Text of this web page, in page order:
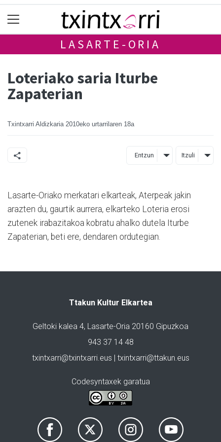
LASARTE-ORIA
Loteriako saria Iturbe
Zapaterian
Txintxarri Aldizkaria 2010eko urtarrilaren 18a
Entzun Itzuli
Lasarte-Oriako merkatari elkarteak, Aterpeak jakin
arazten du, gaurtik aurrera, elkarteko Loteria erosi
zutenek irabazitakoa kobratu ahalko dutela Iturbe
Zapaterian, beti ere, dendaren ordutegian.
Ttakun Kultur Elkartea
Geltoki kalea 4, Lasarte-Oria 20160 Gipuzkoa
943 37 14 48
txintxarri@txintxarri.eus | txintxarri@ttakun.eus
Codesyntaxek garatua